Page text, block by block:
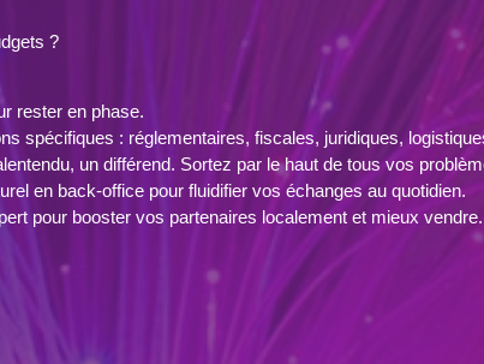
?
rester en phase.
spécifiques : réglementaires, fiscales, juridiques,
un différend. Sortez par le haut de tous vos
en back-office pour fluidifier vos échanges au quotidien.
pour booster vos partenaires localement et mieux vendre.